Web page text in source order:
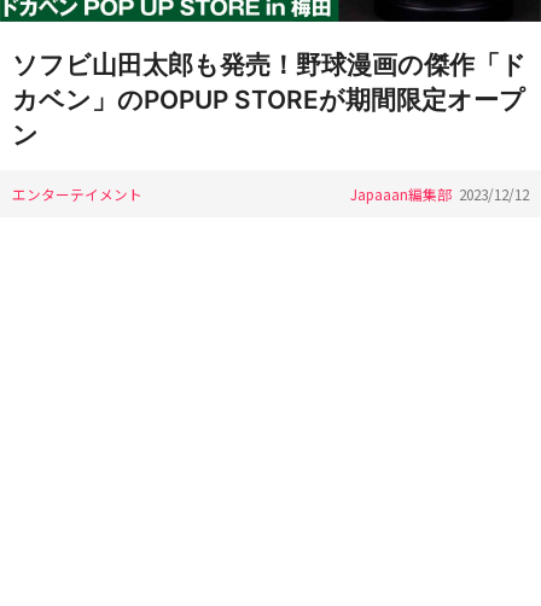
ソフビ山田太郎も発売！野球漫画の傑作「ド
カベン」のPOPUP STOREが期間限定オープ
ン
エンターテイメント Japaaan編集部 2023/12/12